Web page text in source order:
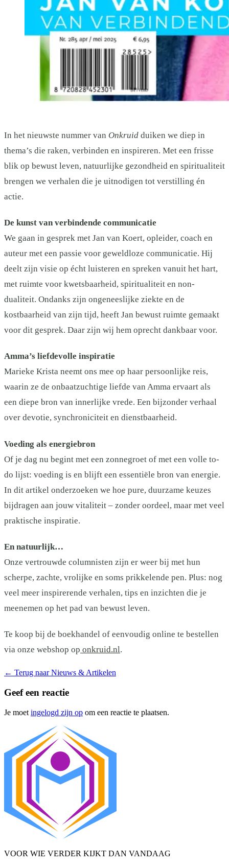
In het nieuwste nummer van Onkruid duiken we diep in
thema’s die raken, verbinden en inspireren. Met een frisse
blik op bewust leven, natuurlijke gezondheid en spiritualiteit
brengen we verhalen die je uitnodigen tot verstilling én
actie.
De kunst van verbindende communicatie
We gaan in gesprek met Jan van Koert, opleider, coach en
auteur met een passie voor geweldloze communicatie. Hij
deelt zijn visie op écht luisteren en spreken vanuit het hart,
met ruimte voor kwetsbaarheid, spiritualiteit en non-
dualiteit. Ondanks zijn ongeneeslijke ziekte en de
kostbaarheid van zijn tijd, heeft Jan bewust ruimte gemaakt
voor dit gesprek. Daar zijn wij hem oprecht dankbaar voor.
Amma’s liefdevolle inspiratie
Marieke Krista neemt ons mee op haar persoonlijke reis,
waarin ze de onbaatzuchtige liefde van Amma ervaart als
een diepe bron van innerlijke vrede. Een bijzonder verhaal
over devotie, synchroniciteit en dienstbaarheid.
Voeding als energiebron
Of je dag nu begint met een zonnegroet of met een volle to-
do lijst: voeding is en blijft een essentiële bron van energie.
In dit artikel onderzoeken we hoe pure, duurzame keuzes
bijdragen aan jouw vitaliteit – zonder oordeel, maar met veel
praktische inspiratie.
En natuurlijk…
Onze vertrouwde columnisten zijn er weer bij met hun
scherpe, zachte, vrolijke en soms prikkelende pen. Plus: nog
veel meer inspirerende verhalen, tips en inzichten die je
meenemen op het pad van bewust leven.
Te koop bij de boekhandel of eenvoudig online te bestellen
via onze webshop op onkruid.nl.
← Terug naar Nieuws & Artikelen
Geef een reactie
Je moet ingelogd zijn op om een reactie te plaatsen.
VOOR WIE VERDER KIJKT DAN VANDAAG